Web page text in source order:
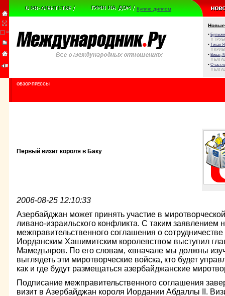
Куплю диплом
Новые
•
//
• Тихая
//
• Виват,
//
•
//
ОБЗОР ПРЕССЫ
Первый визит короля в Баку
2006-08-25 12:10:33
Азербайджан может принять участие в
ливано-израильского конфликта. С таким заявлением
межправительственного соглашения о
Иорданским Хашимитским королевством выступил
Мамедъяров. По его словам, «вначале мы должны
выглядеть эти миротворческие войска, кто будет
как и где будут размещаться азербайджанские
Подписание межправительственного соглашения
визит в Азербайджан короля Иордании Абдаллы II.